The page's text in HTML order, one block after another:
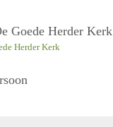
Goede Herder Kerk
Herder Kerk